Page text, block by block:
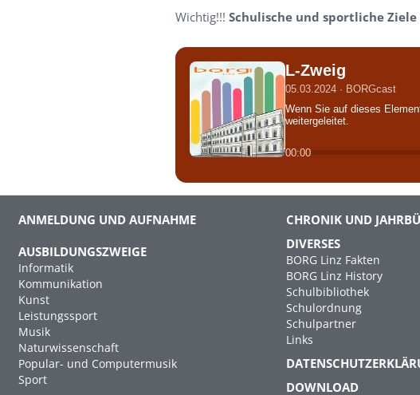
Wichtig!!!Schulische und sportliche
L-Zweig
05.03.2024 · BORGcast
Wenn Sie auf dieses
weitergeleitet.
00:00
ANMELDUNG UND AUFNAHME
AUSBILDUNGSZWEIGE
Informatik
Kommunikation
Kunst
Leistungssport
Musik
Naturwissenschaft
Popular- und Computermusik
Sport
CHRONIK UND
DIVERSES
BORG Linz Fakten
BORG Linz History
Schulbibliothek
Schulordnung
Schulpartner
Links
DOWNLOAD